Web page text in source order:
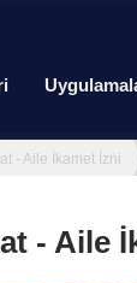
- Aile İkamet İzni
- Aile